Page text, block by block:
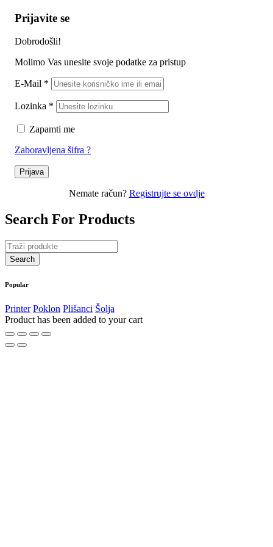
Prijavite se
Dobrodošli!
Molimo Vas unesite svoje podatke za pristup
E-Mail *
Lozinka *
Zapamti me
Zaboravljena šifra ?
Prijava
Nemate račun? Registrujte se ovdje
Search For Products
Popular
Printer Poklon Plišanci Šolja
Product has been added to your cart